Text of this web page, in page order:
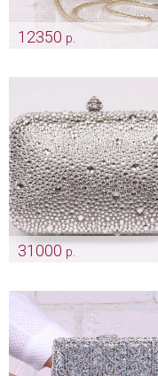
12350 р.
31000 р.
Арт: klch_0041